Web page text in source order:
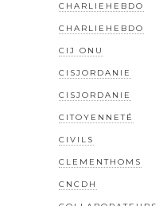
CHARLIEHEBDO
CHARLIEHEBDO
CIJ ONU
CISJORDANIE
CISJORDANIE
CITOYENNETÉ
CIVILS
CLEMENTHOMS
CNCDH